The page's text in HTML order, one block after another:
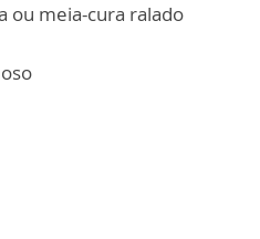
ou meia-cura ralado